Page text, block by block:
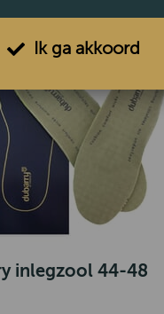
inlegzool 44-48
Ik ga akkoord